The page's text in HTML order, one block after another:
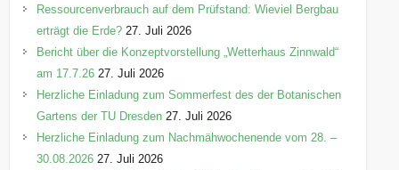
n
Ressourcenverbrauch auf dem Prüfstand: Wieviel Bergbau
erträgt die Erde? 27. Juli 2026
Bericht über die Konzeptvorstellung „Wetterhaus Zinnwald“
am 17.7.26 27. Juli 2026
Herzliche Einladung zum Sommerfest des der Botanischen
Gartens der TU Dresden 27. Juli 2026
Herzliche Einladung zum Nachmähwochenende vom 28. –
30.08.2026 27. Juli 2026